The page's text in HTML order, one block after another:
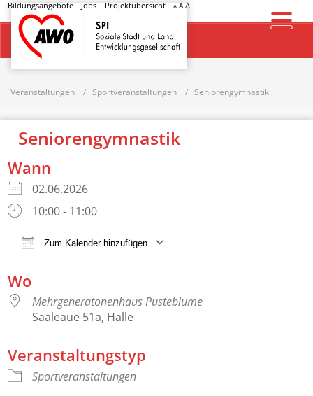
Bildungsangebote Jobs Projektübersicht A AA
Startseite
Veranstaltungen Sportveranstaltungen Seniorengymnastik
Seniorengymnastik
Wann
02.06.2026
10:00 - 11:00
Zum Kalender hinzufügen
Wo
Mehrgeneratonenhaus Pusteblume
Saaleaue 51a, Halle
Veranstaltungstyp
Sportveranstaltungen